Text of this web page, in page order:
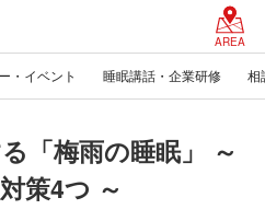
AREA
・イベント 睡眠講話・企業研修 相
「梅雨の睡眠」 ～
策4つ ～